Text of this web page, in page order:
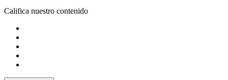
Califica nuestro contenido